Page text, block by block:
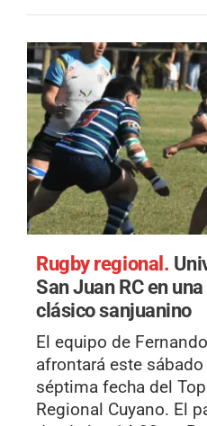
Rugby regional.
San Juan RC en
clásico sanjuanino
El equipo de
afrontará este
séptima fecha del
Regional Cuyano. El